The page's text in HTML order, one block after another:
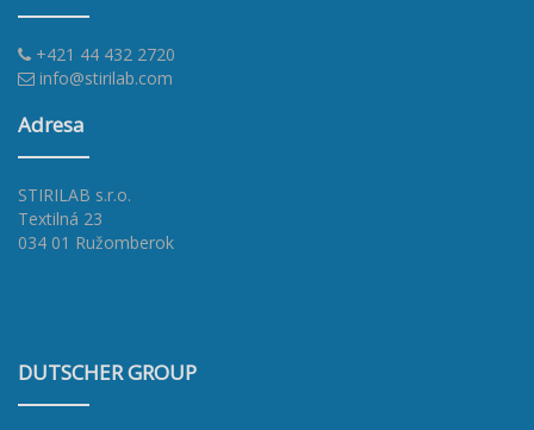
+421 44 432 2720
info@stirilab.com
Adresa
STIRILAB s.r.o.
Textilná 23
034 01 Ružomberok
DUTSCHER GROUP